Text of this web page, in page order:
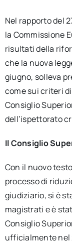
Nel rapporto del
la Commissione
risultati della
che la nuova
giugno, solleva
come sui criteri
Consiglio
dell’ispettorato
Il Consiglio
Con il nuovo
processo di
giudiziario, si è
magistrati e è
Consiglio
ufficialmente nel